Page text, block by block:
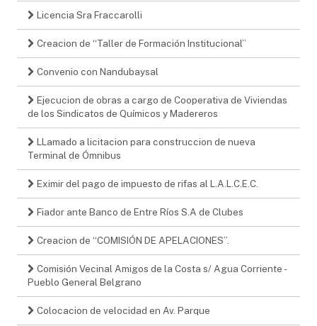
Licencia Sra Fraccarolli
Creacion de “Taller de Formación Institucional”
Convenio con Nandubaysal
Ejecucion de obras a cargo de Cooperativa de Viviendas
de los Sindicatos de Químicos y Madereros
LLamado a licitacion para construccion de nueva
Terminal de Ómnibus
Eximir del pago de impuesto de rifas al L.A.L.C.E.C.
Fiador ante Banco de Entre Ríos S.A de Clubes
Creacion de “COMISIÓN DE APELACIONES”.
Comisión Vecinal Amigos de la Costa s/ Agua Corriente -
Pueblo General Belgrano
Colocacion de velocidad en Av. Parque